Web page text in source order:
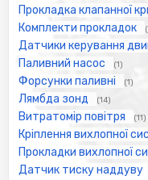
Прокладка клапанної
Комплекти прокладок
Датчики керування
Паливний насос (1)
Форсунки паливні (1)
Лямбда зонд (14)
Витратомір повітря (11)
Кріплення вихлопної
Прокладки вихлопної
Датчик тиску наддуву